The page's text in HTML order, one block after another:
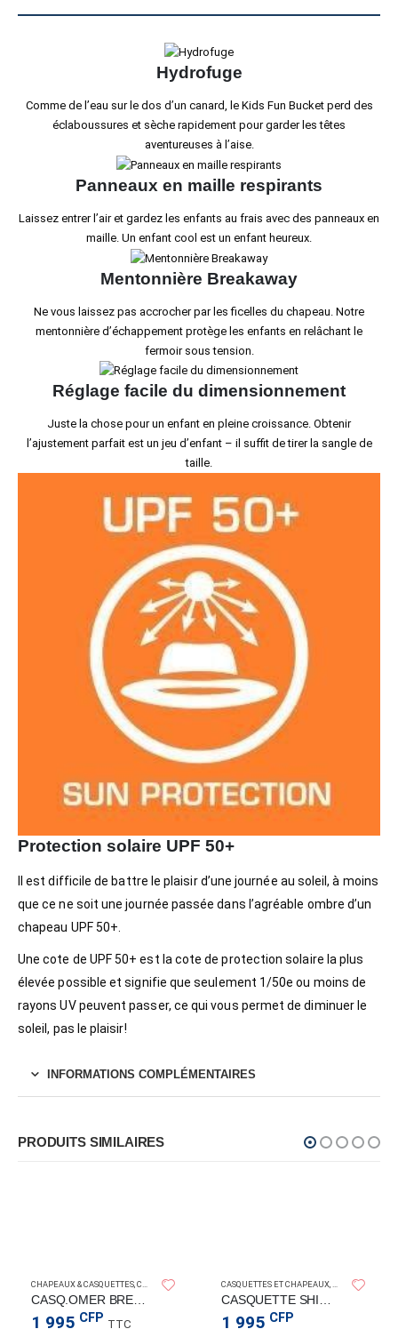
Hydrofuge
Comme de l’eau sur le dos d’un canard, le Kids Fun Bucket perd des
éclaboussures et sèche rapidement pour garder les têtes
aventureuses à l’aise.
Panneaux en maille respirants
Laissez entrer l’air et gardez les enfants au frais avec des panneaux en
maille. Un enfant cool est un enfant heureux.
Mentonnière Breakaway
Ne vous laissez pas accrocher par les ficelles du chapeau. Notre
mentonnière d’échappement protège les enfants en relâchant le
fermoir sous tension.
Réglage facile du dimensionnement
Juste la chose pour un enfant en pleine croissance. Obtenir
l’ajustement parfait est un jeu d’enfant – il suffit de tirer la sangle de
taille.
Protection solaire UPF 50+
Il est difficile de battre le plaisir d’une journée au soleil, à moins
que ce ne soit une journée passée dans l’agréable ombre d’un
chapeau UPF 50+.
Une cote de UPF 50+ est la cote de protection solaire la plus
élevée possible et signifie que seulement 1/50e ou moins de
rayons UV peuvent passer, ce qui vous permet de diminuer le
soleil, pas le plaisir!
INFORMATIONS COMPLÉMENTAIRES
PRODUITS SIMILAIRES
CHAPEAUX & CASQUETTES CHAPEAUX & CASQUETTES ,CHAPEAUX ET CASQUETTES OMER
1 995 CFP TTC
CASQUETTES ET CHAPEAUX CHAPEAUX ET
1 995 CFP